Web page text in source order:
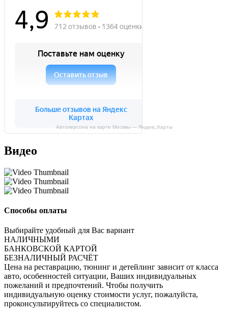
Автоперсона на карте Москвы — Яндекс.Карты
Видео
Способы оплаты
Выбирайте удобный для Вас вариант
НАЛИЧНЫМИ
БАНКОВСКОЙ КАРТОЙ
БЕЗНАЛИЧНЫЙ РАСЧЁТ
Цена на реставрацию, тюнинг и детейлинг зависит от класса
авто, особенностей ситуации, Ваших индивидуальных
пожеланий и предпочтений. Чтобы получить
индивидуальную оценку стоимости услуг, пожалуйста,
проконсультируйтесь со специалистом.